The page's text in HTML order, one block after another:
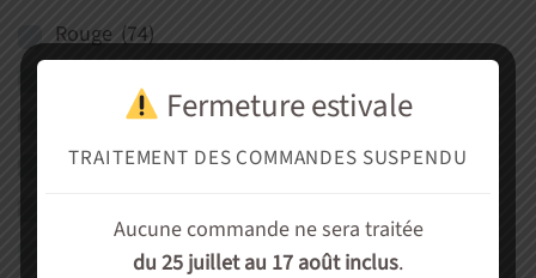
Rouge (74)
(2)
Effervescent(6)
Spiritueux (0)
Fermeture estivale
TRAITEMENT DES COMMANDES SUSPENDU
Aucune commande ne sera traitée
du 25 juillet au 17 août inclus.